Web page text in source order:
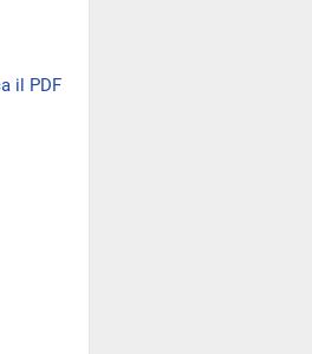
il PDF